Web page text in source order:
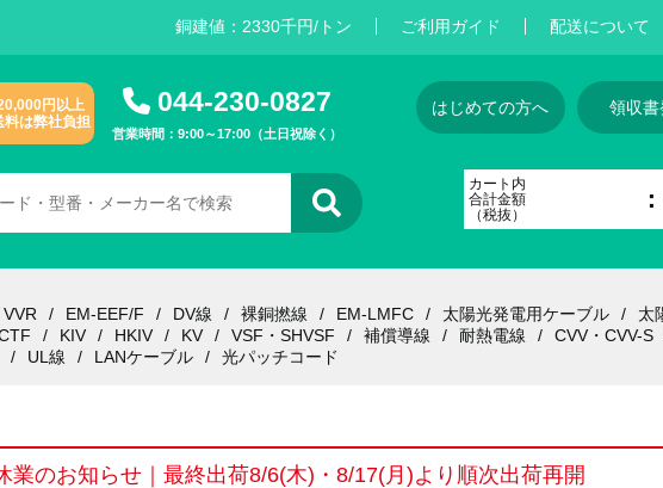
銅建値： 2330千円/トン ご利用ガイド 配送について
円以上
料は弊社負担
044-230-0827
営業時間：9:00～17:00（土日祝除く）
はじめての方へ 領収
カート内
合計金額
（税抜）
VVR EM-EEF/F DV線 裸銅撚線 EM-LMFC 太陽光発電用ケーブル
太
KIV HKIV KV VSF・SHVSF 補償導線 耐熱電線 CVV・CVV-S
UL線
LANケーブル 光パッチコード
業のお知らせ｜最終出荷8/6(木)・8/17(月)より順次出荷再開